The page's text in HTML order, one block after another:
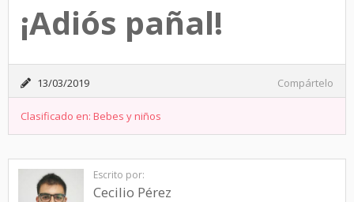
¡Adiós pañal!
13/03/2019 Compártelo
Clasificado en: Bebes y niños
Escrito por:
Cecilio Pérez